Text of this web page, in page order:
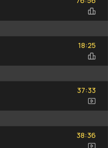
18
18:
25
25
37
37:
33
33
38
38:
36
36